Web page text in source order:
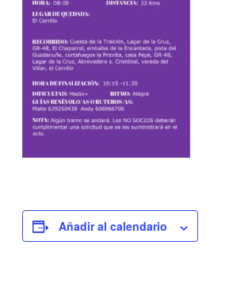
Añadir al calendario